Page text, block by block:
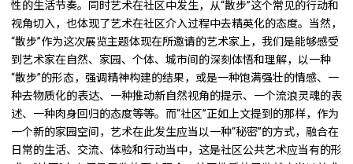
性的生活节奏。同时艺术在社区中发生，从“散步”这个常见的行动和
视角切入，也体现了艺术在社区介入过程中去精英化的态度。当然，
“散步”作为这次展览主题体现在所邀请的艺术家上，我们是能够感受
到艺术家在自然、家园、个体、城市间的深刻体悟和理解，以一种
“散步”的形态，强调精神构建的结果，或是一种饱满强壮的情感、一
种去物质化的表达、一种推动新自然视角的提示、一个流浪灵魂的表
述、一种肉身回归的态度等等。而“社区”正如上文提到的那样，作为
一个新的家园空间，艺术在此发生应当以一种“秘密”的方式，融合在
日常的生活、交流、体验和行动当中，这是社区公共艺术应当有的形